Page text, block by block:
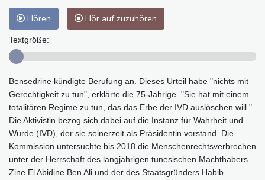
Hören Hör auf zuzuhören
Textgröße:
Bensedrine kündigte Berufung an. Dieses Urteil habe "nichts mit
Gerechtigkeit zu tun", erklärte die 75-Jährige. "Sie hat mit einem
totalitären Regime zu tun, das das Erbe der IVD auslöschen will."
Die Aktivistin bezog sich dabei auf die Instanz für Wahrheit und
Würde (IVD), der sie seinerzeit als Präsidentin vorstand. Die
Kommission untersuchte bis 2018 die Menschenrechtsverbrechen
unter der Herrschaft des langjährigen tunesischen Machthabers
Zine El Abidine Ben Ali und der des Staatsgründers Habib